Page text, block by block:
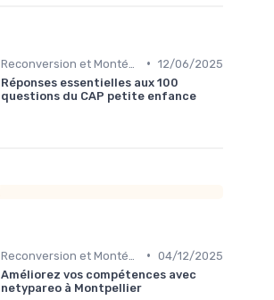
• 12/06/2025
Réponses essentielles aux 100
questions du CAP petite enfance
• 04/12/2025
Améliorez vos compétences avec
netypareo à Montpellier